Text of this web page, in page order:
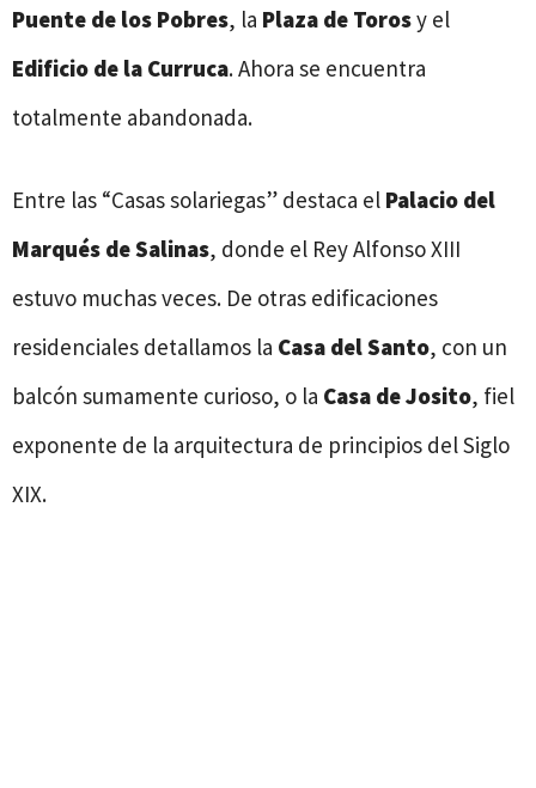
Puente de los Pobres, la Plaza de Torosy el
Edificio de la Curruca. Ahora se encuentra
totalmente abandonada.
Entre las “Casas solariegas” destaca el Palacio del
Marqués de Salinas, donde el Rey Alfonso XIII
estuvo muchas veces. De otras edificaciones
residenciales detallamos la Casa del Santo, con un
balcón sumamente curioso, o la Casa de Josito, fiel
exponente de la arquitectura de principios del Siglo
XIX.